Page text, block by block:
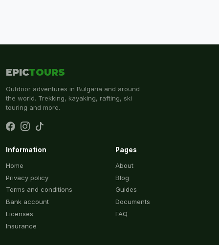
EPICTOURS
Outdoor adventures in Bulgaria and around
the world. Trekking, kayaking, rafting, ski
touring and more.
Information
Home
Privacy policy
Terms and conditions
Bank account
Licenses
Insurance
Pages
About
Blog
Guides
Documents
FAQ